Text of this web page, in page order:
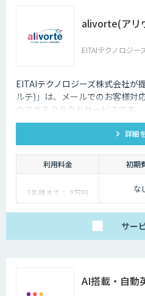
alivorte(アリ
EITAIテクノロジー
EITAIテクノロジーズ株式会社
ルテ)」は、メールでのお客様対
のできるクラウドサービスです
応状況(受信・返信・未返信の件
詳細
利用料金 初期
5名様まで： 9万円
6名様以降〜： 9万円 +
な
サー
AI搭載・自動